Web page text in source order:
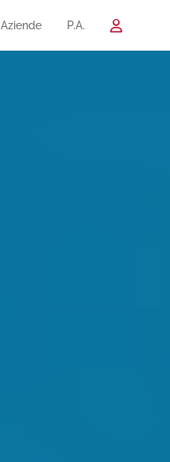
Aziende P.A.